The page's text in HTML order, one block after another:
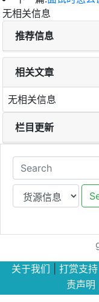
无相关信息
推荐信息
相关文章
无相关信息
栏目更新
关于我们
打赏支持
责声明